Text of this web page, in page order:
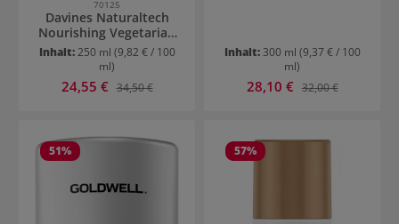
70125
Davines Naturaltech
Nourishing Vegetarian
Miracle Conditioner
Inhalt:250 ml (9,82 € / 100
ml)
Verkaufspreis:
24,55 € Regulärer Preis:
34,50 €
Inhalt: 300 ml (9,37 € / 100
ml)
Verkaufspreis:
28,10 € Regulärer Preis:
32,00 €
51% 57%